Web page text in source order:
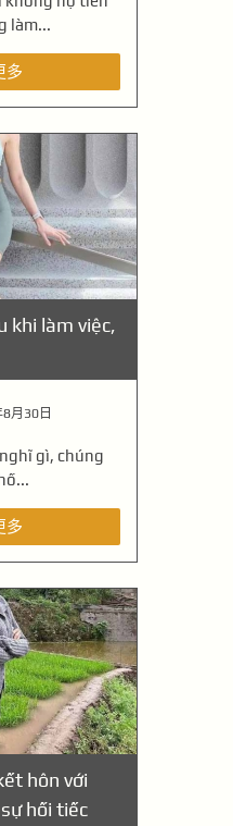
làm...
多
khi làm việc,
月30日
gì, chúng
多
hôn với
hối tiếc